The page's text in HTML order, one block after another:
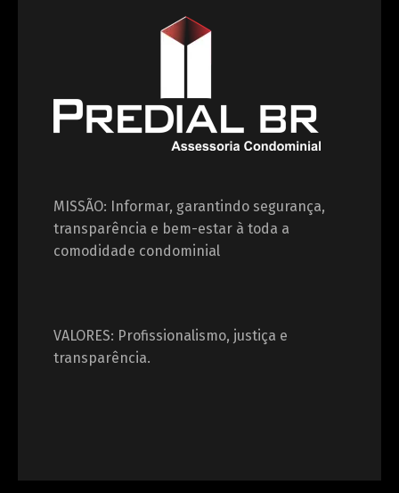
MISSÃO: Informar, garantindo segurança,
transparência e bem-estar à toda a
comodidade condominial
VALORES: Profissionalismo, justiça e
transparência.